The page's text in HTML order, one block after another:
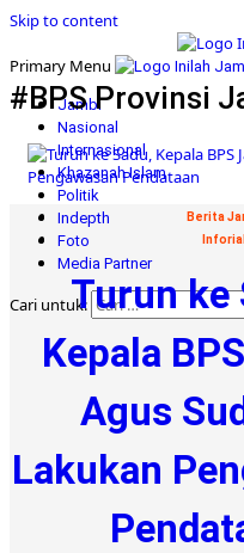
Skip to content
Primary Menu
Jambi
Nasional
Internasional
Khazanah Islam
Politik
Indepth
Foto
Media Partner
Cari untuk:
#BPS Provinsi
Berita
Inforial
Turun ke
Kepala
Agus
Lakukan